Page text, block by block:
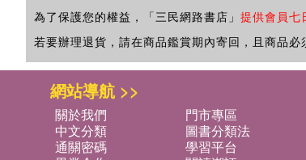
為了保護您的權益，「三民網路書店」 提供會員七
若要辦理退貨，請在商品鑑賞期內寄回，且商品
網站導航 >>
關於我們 門市專區
中文分類
圖書分類法
通關密碼
學習平台